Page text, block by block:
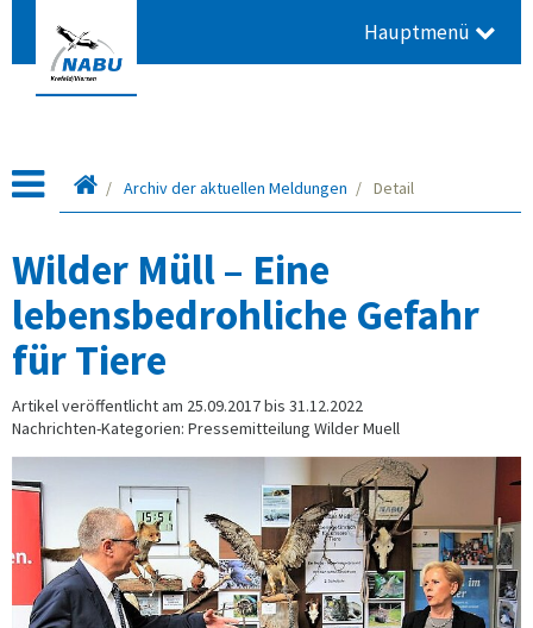
Hauptmenü
Startseite
Archiv der aktuellen Meldungen Detail
Wilder Müll – Eine
lebensbedrohliche Gefahr
für Tiere
Artikel veröffentlicht am 25.09.2017 bis 31.12.2022
Nachrichten-Kategorien: Pressemitteilung Wilder Muell